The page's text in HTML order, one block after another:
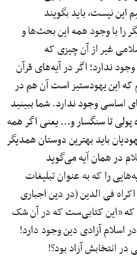
نیست، باید بگویند
را با وجود همه این بحث‌ها و
غیر از آن چیزی که
ندارد؛ اگر در آیه‌های قرآن
این یهودستیز است آن هم در
اساسی وجود ندارد. شما ببینید
پولی تا سنگسار و… یعنی اگر همه
باید بهترین دوستان همدیگر
در همان آیه می‌گوید
را که به عنوان تبلیغات
فی الدین (در دین اجباری
«این کتابی‌ست که در آن شک
می‌شود که در اسلام آزادی دین وجود دارد!
انتخابش آزاد بود؟!